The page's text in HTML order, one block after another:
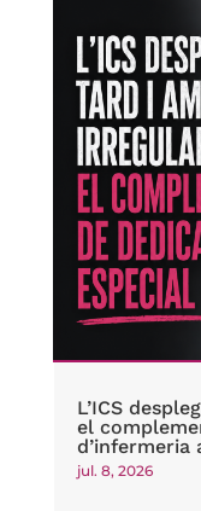
L’ICS
el
d’infermeria
jul. 8, 2026